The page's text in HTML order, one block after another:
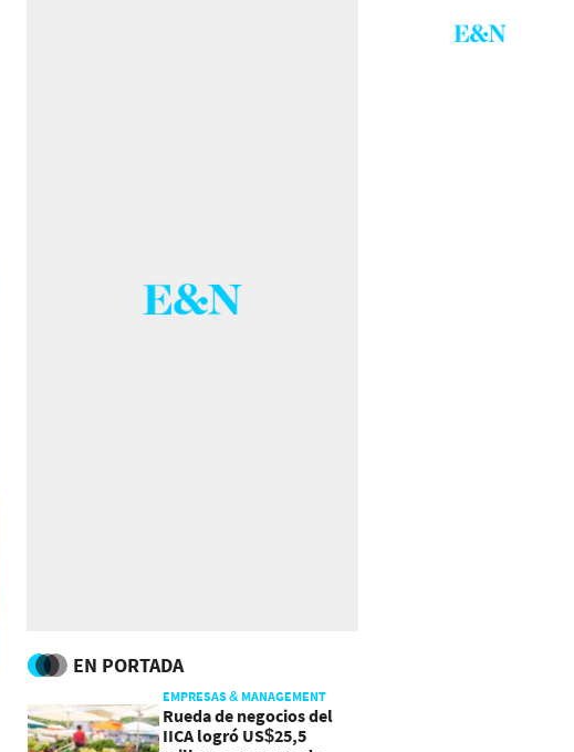
EN PORTADA
EMPRESAS & MANAGEMENT
Rueda de negocios del
IICA logró US$25,5